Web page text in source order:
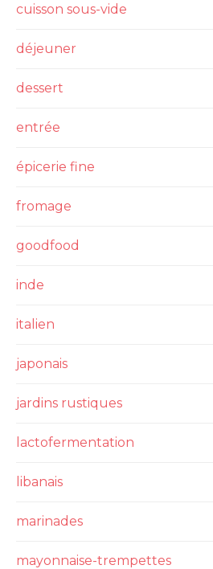
cuisson sous-vide
déjeuner
dessert
entrée
épicerie fine
fromage
goodfood
inde
italien
japonais
jardins rustiques
lactofermentation
libanais
marinades
mayonnaise-trempettes